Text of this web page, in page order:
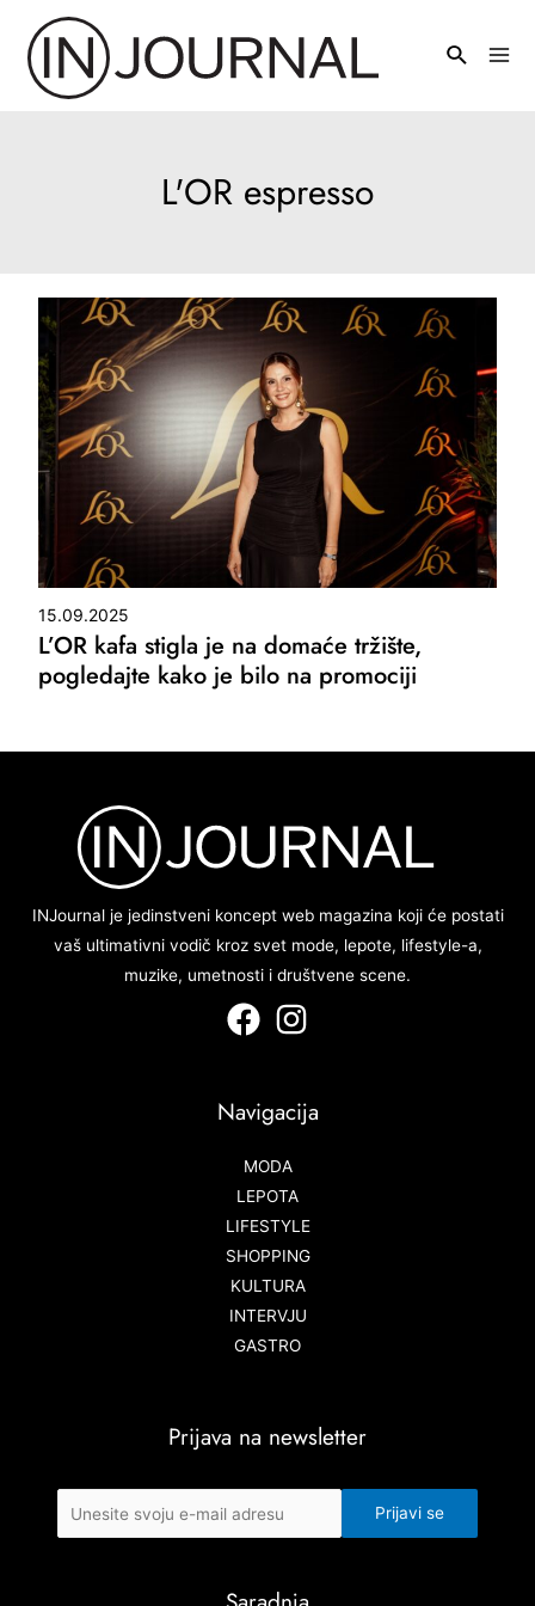
sadržaj
L'OR espresso
15.09.2025
L’OR kafa stigla je na domaće tržište,
pogledajte kako je bilo na promociji
INJournal je jedinstveni koncept web magazina koji će postati
vaš ultimativni vodič kroz svet mode, lepote, lifestyle-a,
muzike, umetnosti i društvene scene.
Navigacija
MODA
LEPOTA
LIFESTYLE
SHOPPING
KULTURA
INTERVJU
GASTRO
Prijava na newsletter